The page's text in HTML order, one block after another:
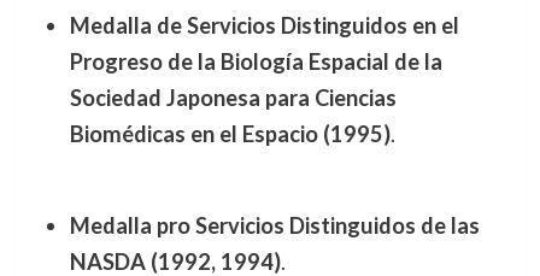
Medalla de Servicios Distinguidos en el
Progreso de la Biología Espacial de la
Sociedad Japonesa para Ciencias
Biomédicas en el Espacio (1995).
Medalla pro Servicios Distinguidos de las
NASDA (1992, 1994).